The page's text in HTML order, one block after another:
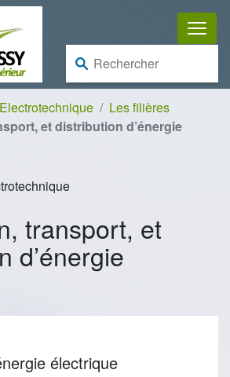
Rechercher :
Les filières
et distribution d’énergie
transport, et
d’énergie
électrique